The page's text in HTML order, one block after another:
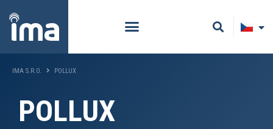
IMA S.R.O. POLLUX
POLLUX